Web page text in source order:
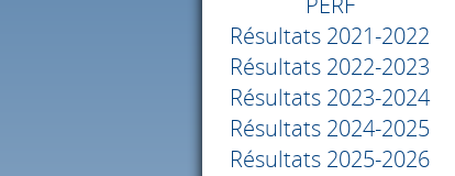
Résultats 2021-2022
Résultats 2022-2023
Résultats 2023-2024
Résultats 2024-2025
Résultats 2025-2026